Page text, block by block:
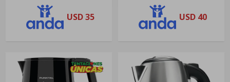
USD35 USD 40